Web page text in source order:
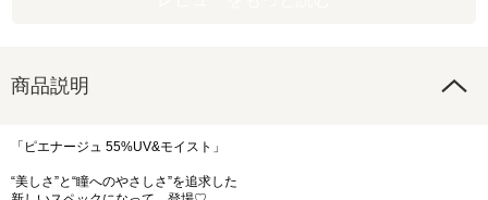
商品説明
「ピエナージュ 55%UV&モイスト」
“美しさ”と“瞳へのやさしさ”を追求した